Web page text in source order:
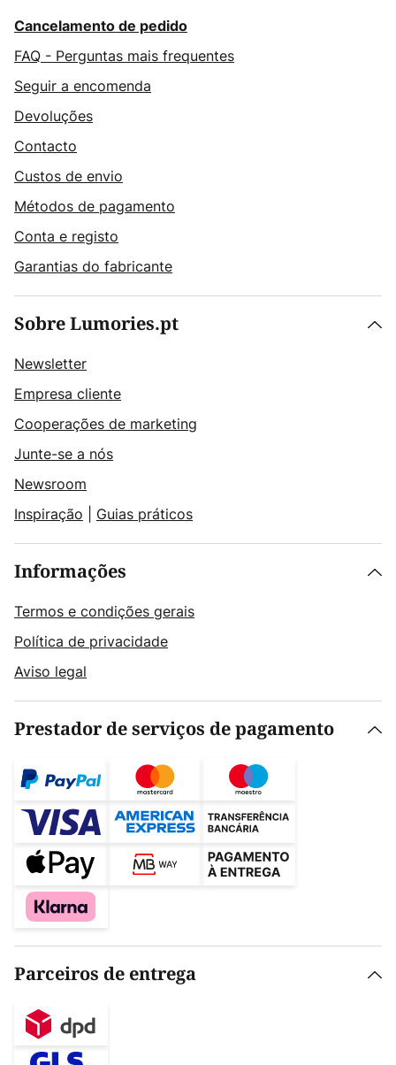
Cancelamento de pedido
FAQ - Perguntas mais frequentes
Seguir a encomenda
Devoluções
Contacto
Custos de envio
Métodos de pagamento
Conta e registo
Garantias do fabricante
Sobre Lumories.pt
Newsletter
Empresa cliente
Cooperações de marketing
Junte-se a nós
Newsroom
Inspiração
Guias práticos
Informações
Termos e condições gerais
Política de privacidade
Aviso legal
Prestador de serviços de pagamento
Parceiros de entrega